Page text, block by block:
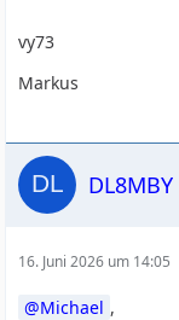
vy73
Markus
DL8MBY
16. Juni 2026 um 14:05
Michael ,